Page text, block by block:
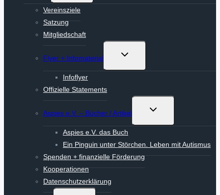
Vereinsziele
Satzung
Mitgliedschaft
Flyer + Infomaterial
Untermenü
Infoflyer
Offizielle Statements
Aspies e.V. – Bücher / Artikel
Untermenü
Aspies e.V. das Buch
Ein Pinguin unter Störchen. Leben mit Autismus
Spenden + finanzielle Förderung
Kooperationen
Datenschutzerklärung